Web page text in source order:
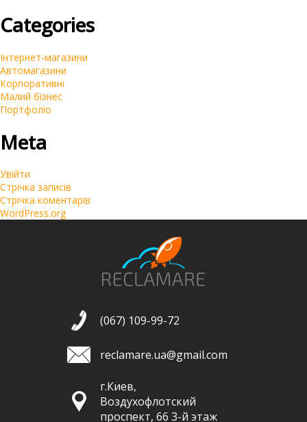
Categories
Інтернет-магазини
Автомагазини
Корпоративні
Малий бізнес
Портфоліо
Meta
Увійти
Стрічка записів
Стрічка коментарів
WordPress.org
(067) 109-99-72
reclamare.ua@gmail.com
г.Киев,
Воздухофлотский
проспект, 66 3-й этаж